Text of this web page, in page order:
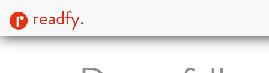
readfy.